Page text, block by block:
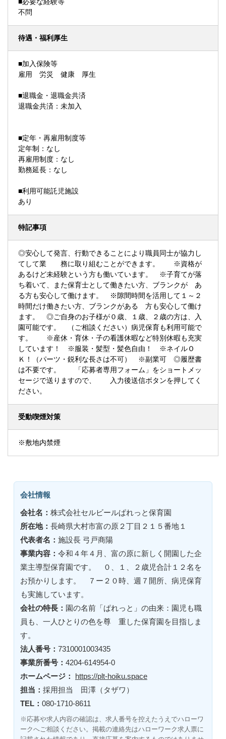
不問
待遇・福利厚生
■加入保険等
雇用 労災 健康 厚生
■退職金・退職金共済
退職金共済：未加入
■定年・再雇用制度等
定年制：なし
再雇用制度：なし
勤務延長：なし
■利用可能託児施設
あり
特記事項
◎安心して発言、行動できることにより職員同士が協力し
てして業 務に取り組むことができます。 ※資格が
あるけど未経験という方も働いています。 ※子育てが落
ち着いて、また保育士として働きたい方、ブランクが あ
る方も安心して働けます。 ※隙間時間を活用して１～２
時間だけ働きたい方、ブランクがある 方も安心して働け
ます。 ◎ご自身のお子様が０歳、１歳、２歳の方は、入
園可能です。 （ご相談ください）病児保育も利用可能で
す。 ※産休・育休・子の看護休暇など特別休暇も充実
しています！ ※服装・髪型・髪色自由！ ※ネイルＯ
Ｋ！（パーツ・鋭利な長さは不可） ※副業可 ◎履歴書
は不要です。 「応募者専用フォーム」をショートメッ
セージで送りますので、 入力後送信ボタンを押してく
ださい。
受動喫煙対策
※敷地内禁煙
会社情報
会社名： 株式会社セルビールぱれっと保育園
所在地： 長崎県大村市富の原２丁目２１５番地１
代表者名： 施設長 弓戸商陽
事業内容： 令和４年４月、富の原に新しく開園した企
業主導型保育園です。 ０、１、２歳児合計１２名を
お預かりします。 ７ー２０時、週７開所、病児保育
も実施しています。
会社の特長： 園の名前「ぱれっと」の由来：園児も職
員も、一人ひとりの色を尊 重した保育園を目指しま
す。
法人番号： 7310001003435
事業所番号： 4204-614954-0
ホームページ：
https://plt-hoiku.space
担当： 採用担当 田澤（タザワ）
TEL： 080-1710-8611
※応募や求人内容の確認は、求人番号を控えたうえでハローワ
ークへご相談ください。掲載の連絡先はハローワーク求人票に